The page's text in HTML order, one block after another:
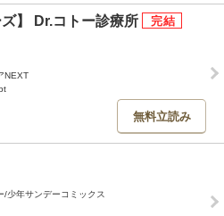
ズ】 Dr.コトー診療所
NEXT
無料立読み
/少年サンデーコミックス